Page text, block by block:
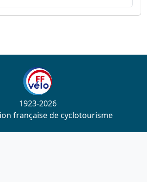
1923-2026
française de cyclotourisme